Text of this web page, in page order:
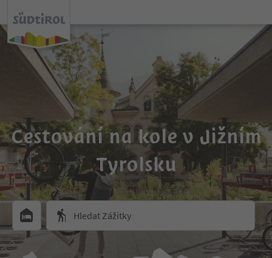
Cestování na kole v Jižním
Tyrolsku
Hledat Zážitky